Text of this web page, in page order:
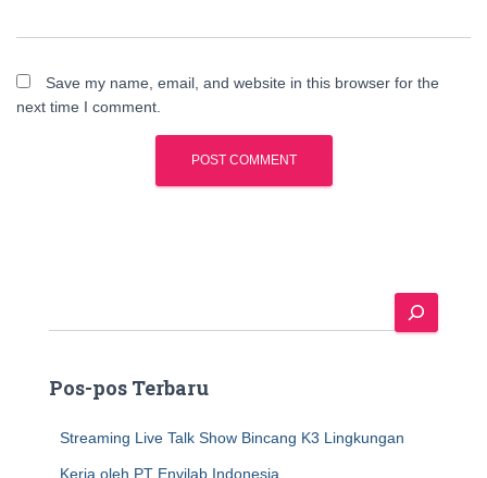
Save my name, email, and website in this browser for the
next time I comment.
e
c
Pos-pos Terbaru
Streaming Live Talk Show Bincang K3 Lingkungan
Kerja oleh PT Envilab Indonesia